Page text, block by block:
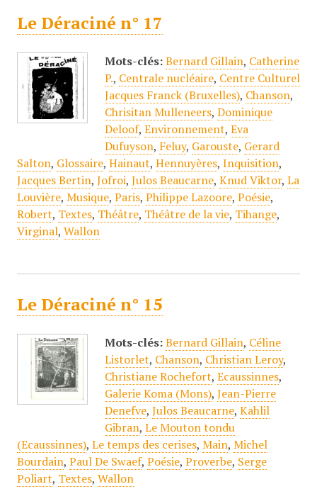
Le Déraciné n° 17
Mots-clés: Bernard Gillain, Catherine
P., Centrale nucléaire, Centre Culturel
Jacques Franck (Bruxelles), Chanson,
Chrisitan Mulleneers, Dominique
Deloof, Environnement, Eva
Dufuyson, Feluy, Garouste, Gerard
Salton, Glossaire, Hainaut, Hennuyères, Inquisition,
Jacques Bertin, Jofroi, Julos Beaucarne, Knud Viktor, La
Louvière, Musique, Paris, Philippe Lazoore, Poésie,
Robert, Textes, Théâtre, Théâtre de la vie, Tihange,
Virginal, Wallon
Le Déraciné n° 15
Mots-clés: Bernard Gillain, Céline
Listorlet, Chanson, Christian Leroy,
Christiane Rochefort, Ecaussinnes,
Galerie Koma (Mons), Jean-Pierre
Denefve, Julos Beaucarne, Kahlil
Gibran, Le Mouton tondu
(Ecaussinnes), Le temps des cerises, Main, Michel
Bourdain, Paul De Swaef, Poésie, Proverbe, Serge
Poliart, Textes, Wallon